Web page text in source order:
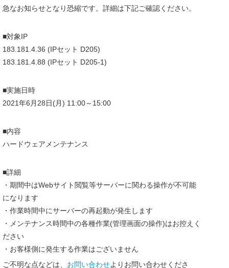
急なお知らせとなり恐縮です。詳細は下記ご確認ください。
■対象IP
183.181.4.36 (IPセット D205)
183.181.4.88 (IPセット D205-1)
■実施日時
2021年6月28日(月) 11:00～15:00
■内容
ハードウェアメンテナンス
■詳細
・期間中はWebサイト閲覧等サーバーに関わる操作が不可能
になります
・作業時間中にサーバーの再起動が発生します
・メンテナンス時間中の各種作業(管理画面の操作)はお控えく
ださい
・お客様側に発生する作業はございません
ご不明な点などは、 お問い合わせよりお問い合わせくださ